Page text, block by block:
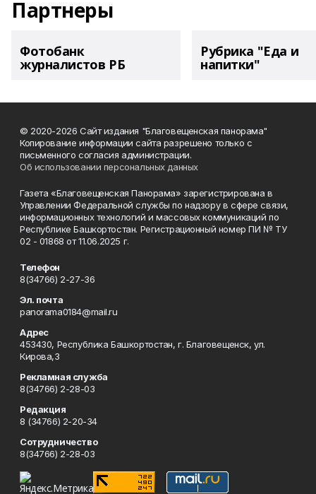
Партнеры
Фотобанк
журналистов РБ
Рубрика "Еда и
напитки"
© 2020-2026 Сайт издания "Благовещенская панорама"
Копирование информации сайта разрешено только с
письменного согласия администрации.
Об использовании персональных данных
Газета «Благовещенская Панорама» зарегистрирована в
Управлении Федеральной службы по надзору в сфере связи,
информационных технологий и массовых коммуникаций по
Республике Башкортостан. Регистрационный номер ПИ № ТУ
02 - 01868 от 11.06.2025 г.
Телефон
8(34766) 2-27-36
Эл. почта
panorama0184@mail.ru
Адрес
453430, Республика Башкортостан, г. Благовещенск, ул.
Кирова,3
Рекламная служба
8(34766) 2-28-03
Редакция
8 (34766) 2-20-34
Сотрудничество
8(34766) 2-28-03